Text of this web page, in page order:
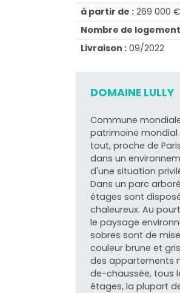
à partir de : 269 000 €
Nombre de
Livraison : 09/2022
DOMAINE LULLY
Commune
patrimoine mondial
tout, proche de
dans un
d'une situation
Dans un parc
étages sont
chaleureux. Au
le paysage
sobres sont de
couleur brune et
des appartements
de-chaussée, tous
étages, la plupart